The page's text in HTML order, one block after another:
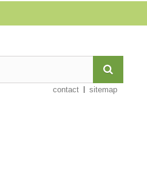
contact sitemap